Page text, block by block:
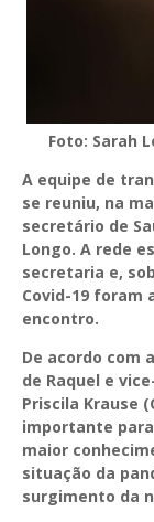
Foto: Sarah
A equipe de
se reuniu, na
secretário de
Longo. A rede
secretaria e,
Covid-19 foram
encontro.
De acordo com
de Raquel e
Priscila Krause
importante
maior
situação da
surgimento da